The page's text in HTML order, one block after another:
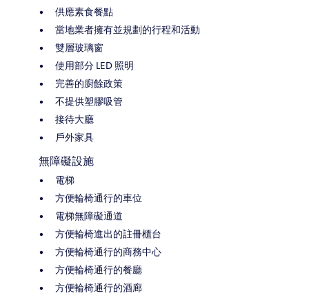
供應素食餐點
當地業者擁有並規劃的行程和活動
雙層玻璃窗
使用部分 LED 照明
完善的廚餘政策
不提供塑膠吸管
接待大廳
戶外家具
無障礙設施
電梯
方便輪椅通行的車位
電梯無障礙通道
方便輪椅進出的註冊櫃台
方便輪椅通行的商務中心
方便輪椅通行的餐廳
方便輪椅通行的酒廊